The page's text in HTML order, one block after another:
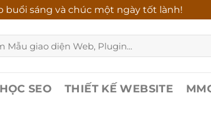
buổi sáng và chúc một ngày tốt lành!
HỌC SEO THIẾT KẾ WEBSITE